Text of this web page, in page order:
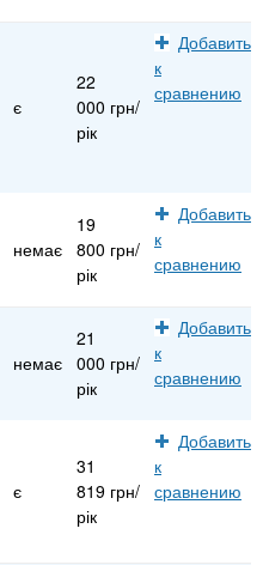
є
22
000 грн/
рік
Добавить
к
сравнению
немає
19
800 грн/
рік
Добавить
к
сравнению
немає
21
000 грн/
рік
Добавить
к
сравнению
є
31
819 грн/
рік
Добавить
к
сравнению